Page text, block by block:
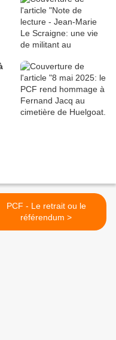
PCF - Le retrait ou le
référendum >